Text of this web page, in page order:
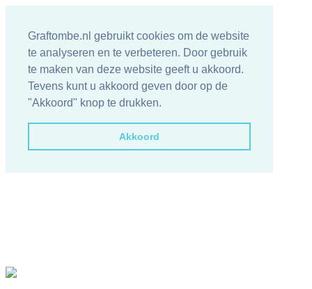
Graftombe.nl gebruikt cookies om de website
te analyseren en te verbeteren. Door gebruik
te maken van deze website geeft u akkoord.
Tevens kunt u akkoord geven door op de
"Akkoord" knop te drukken.
Akkoord